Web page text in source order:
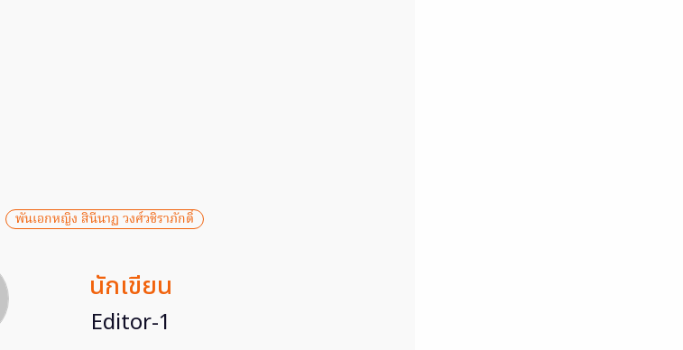
พันเอกหญิง สินีนาฏ วงศ์วชิราภักดิ์
นักเขียน
Editor-1